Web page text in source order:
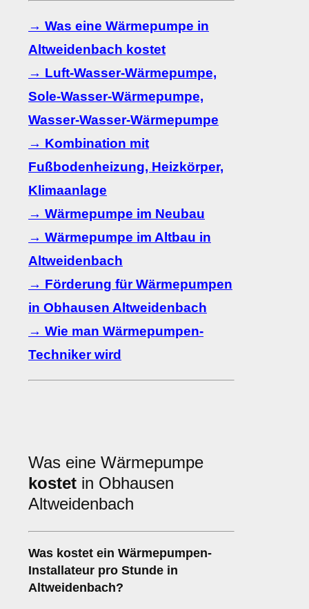
→ Was eine Wärmepumpe in
Altweidenbach kostet
→ Luft-Wasser-Wärmepumpe,
Sole-Wasser-Wärmepumpe,
Wasser-Wasser-Wärmepumpe
→ Kombination mit
Fußbodenheizung, Heizkörper,
Klimaanlage
→ Wärmepumpe im Neubau
→ Wärmepumpe im Altbau in
Altweidenbach
→ Förderung für Wärmepumpen
in Obhausen Altweidenbach
→ Wie man Wärmepumpen-
Techniker wird
Was eine Wärmepumpe
kostet in Obhausen
Altweidenbach
Was kostet ein Wärmepumpen-
Installateur pro Stunde in
Altweidenbach?